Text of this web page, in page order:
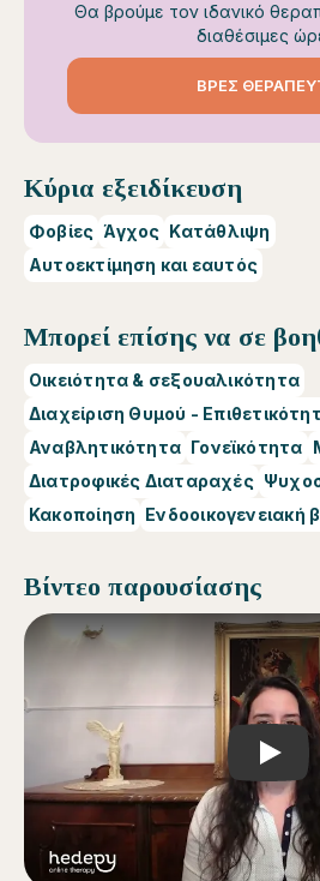
Θα βρούμε τον ιδανικό
διαθέσιμες
ΒΡΕΣ
Κύρια εξειδίκευση
Φοβίες Άγχος Κατάθλιψη
Αυτοεκτίμηση και εαυτός
Μπορεί επίσης να σε
Οικειότητα & σεξουαλικότητα
Διαχείριση Θυμού -
Αναβλητικότητα Γονεϊκότητα
Διατροφικές Διαταραχές
Κακοποίηση Ενδοοικογενειακή
Βίντεο παρουσίασης
Play